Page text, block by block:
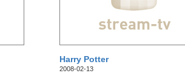
Harry Potter
2008-02-13